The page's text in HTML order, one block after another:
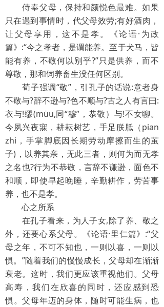
侍奉父母，保持和颜悦色最难。如果
只在遇到事情时，代父母效劳;有好酒肉，
让父母享用，这不是孝。《论语·为政
篇》:“今之孝者，是谓能养。至于犬马，皆
能有养，不敬何以别乎?”只是供养，而不
尊敬，那和饲养畜生没任何区别。
荀子强调“敬”，引孔子的话说:意者身
不敬与?辞不逊与?色不顺与?古之人有言曰:
衣与!缪(müu,同“穆”，恭敬）与!不女聊。
今夙兴夜寐，耕耘树艺，手足朕胝（pian
zhi，手掌脚底因长期劳动摩擦而生的茧
子)，以养其亲，无此三者，则何为而无孝
之名也?行为不恭敬，言辞不谦逊，面色不
和顺，即使早起晚睡，辛勤耕作，劳苦事
养，也不是孝。
心之所系
在孔子看来，为人子女,除了养、敬之
外，还要心系父母。《论语·里仁篇》:“父
母之年，不可不知也，一则以喜，一则以
惧。”随着我们的慢慢成长，父母却在渐渐
衰老。这时，我们更应该重视他们。父母
高寿，我们在欣喜的同时，还应感到恐
惧。父母年迈的身体，随时可能生病，也